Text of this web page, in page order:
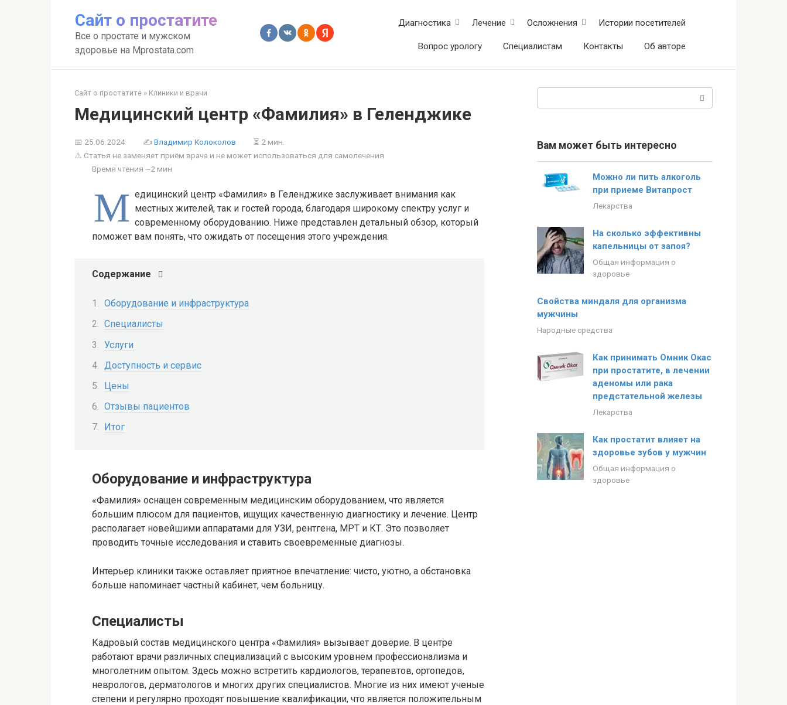
Сайт о простатите
Все о простате и мужском
здоровье на Mprostata.com
Диагностика Лечение Осложнения Истории посетителей
Вопрос урологу Специалистам Контакты Об авторе
Сайт о простатите » Клиники и врачи
Медицинский центр «Фамилия» в Геленджике
📅 25.06.2024 ✍Владимир Колоколов
⏳ 2 мин.
⚠️ Статья не заменяет приём врача и не может использоваться для самолечения
Время чтения ~2 мин
М едицинский центр «Фамилия» в Геленджике заслуживает внимания как
местных жителей, так и гостей города, благодаря широкому спектру услуг и
современному оборудованию. Ниже представлен детальный обзор, который
поможет вам понять, что ожидать от посещения этого учреждения.
Содержание
Оборудование и инфраструктура
Специалисты
Услуги
Доступность и сервис
Цены
Отзывы пациентов
Итог
Оборудование и инфраструктура
«Фамилия» оснащен современным медицинским оборудованием, что является
большим плюсом для пациентов, ищущих качественную диагностику и лечение. Центр
располагает новейшими аппаратами для УЗИ, рентгена, МРТ и КТ. Это позволяет
проводить точные исследования и ставить своевременные диагнозы.
Интерьер клиники также оставляет приятное впечатление: чисто, уютно, а обстановка
больше напоминает частный кабинет, чем больницу.
Специалисты
Кадровый состав медицинского центра «Фамилия» вызывает доверие. В центре
работают врачи различных специализаций с высоким уровнем профессионализма и
многолетним опытом. Здесь можно встретить кардиологов, терапевтов, ортопедов,
неврологов, дерматологов и многих других специалистов. Многие из них имеют ученые
степени и регулярно проходят повышение квалификации, что является положительным
Вам может быть интересно
Можно ли пить алкоголь
при приеме Витапрост
Лекарства
На сколько эффективны
капельницы от запоя?
Общая информация о
здоровье
Свойства миндаля для организма
мужчины
Народные средства
Как принимать Омник Окас
при простатите, в лечении
аденомы или рака
предстательной железы
Лекарства
Как простатит влияет на
здоровье зубов у мужчин
Общая информация о
здоровье